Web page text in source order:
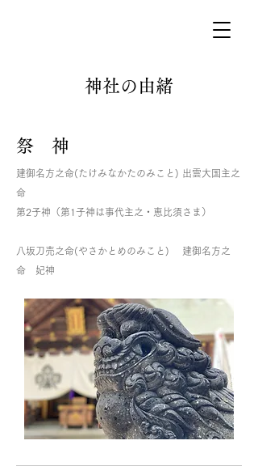
神社の由緒
祭 神
建御名方之命(たけみなかたのみこと) 出雲大国主之
命
第2子神（第1子神は事代主之・恵比須さま）
八坂刀売之命(やさかとめのみこと) 建御名方之
命 妃神